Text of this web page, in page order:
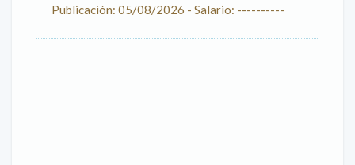
Publicación: 05/08/2026 - Salario: ----------